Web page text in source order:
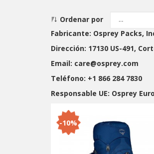
Ordenar por
Fabricante: Osprey Packs,
Dirección: 17130 US-491,
Email: care@osprey.com
Teléfono: +1 866 284 7830
Responsable UE: Osprey
-10%